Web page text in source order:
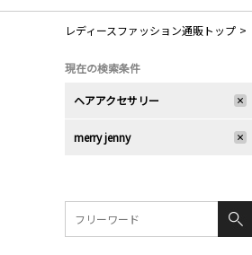
レディースファッション通販トップ
現在の検索条件
ヘアアクセサリー
merry jenny